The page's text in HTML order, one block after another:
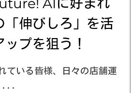
AIに好まれ
「伸びしろ」を活
プを狙う！
ている皆様、日々の店舗運
...